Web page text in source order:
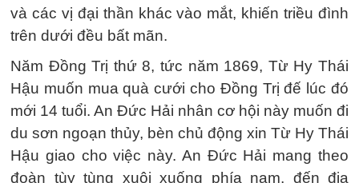
và các vị đại thần khác vào mắt, khiến triều đình
trên dưới đều bất mãn.
Năm Đồng Trị thứ 8, tức năm 1869, Từ Hy Thái
Hậu muốn mua quà cưới cho Đồng Trị đế lúc đó
mới 14 tuổi. An Đức Hải nhân cơ hội này muốn đi
du sơn ngoạn thủy, bèn chủ động xin Từ Hy Thái
Hậu giao cho việc này. An Đức Hải mang theo
đoàn tùy tùng xuôi xuống phía nam, đến địa